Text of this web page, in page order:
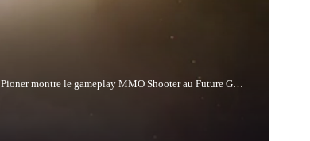
Pioner montre le gameplay MMO Shooter au Future Games Show, toujours pas de date bêta